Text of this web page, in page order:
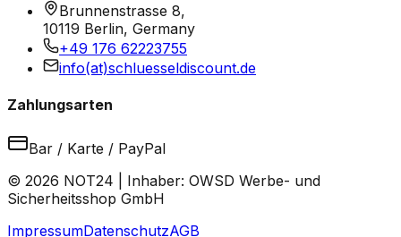
Brunnenstrasse 8,
10119 Berlin, Germany
+49 176 62223755
info(at)schluesseldiscount.de
Zahlungsarten
Bar / Karte / PayPal
© 2026 NOT24 | Inhaber: OWSD Werbe- und
Sicherheitsshop GmbH
ImpressumDatenschutzAGB